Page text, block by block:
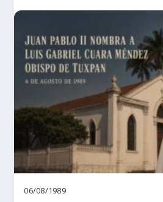
06/08/1989